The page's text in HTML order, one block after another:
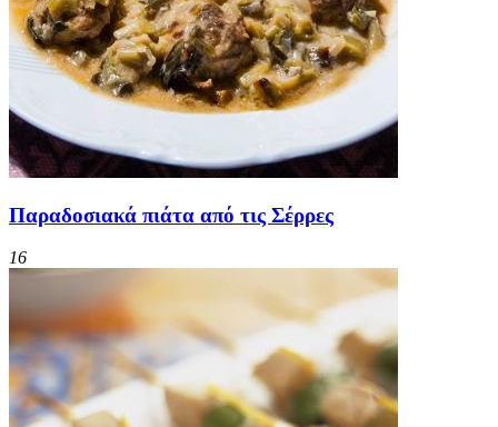
Παραδοσιακά πιάτα από τις Σέρρες
16